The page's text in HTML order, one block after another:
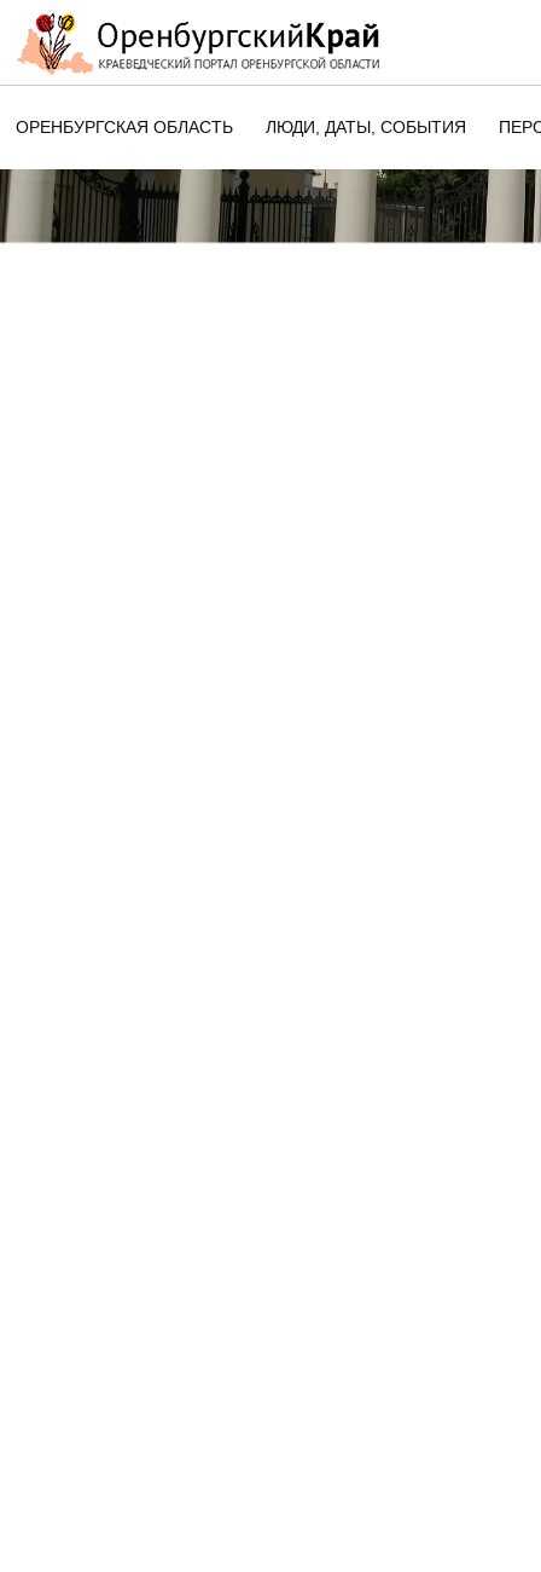
ОРЕНБУРГСКАЯ ОБЛАСТЬ ЛЮДИ, ДАТЫ, CОБЫТИЯ
ЭТОТ ДЕНЬ В ИСТОРИИ
ОРЕНБУРГСКОГО КРАЯ